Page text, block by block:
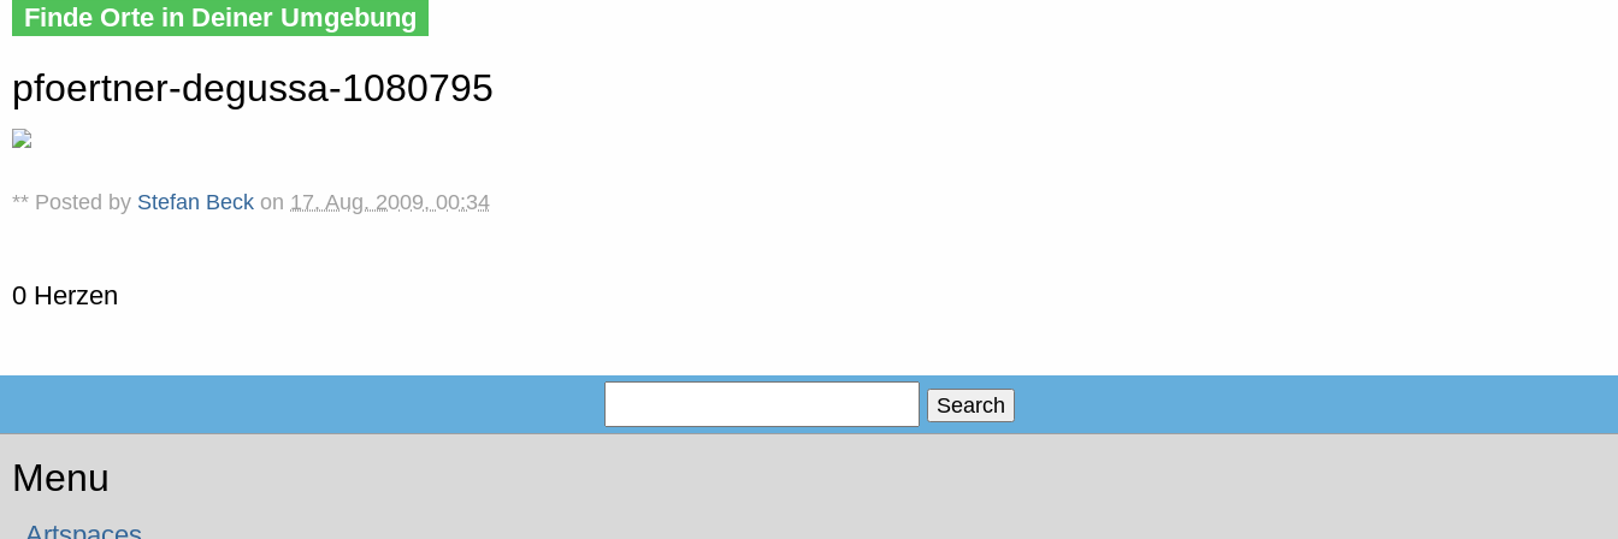
Finde Orte in Deiner Umgebung
pfoertner-degussa-1080795
** Posted by Stefan Beck on 17. Aug. 2009, 00:34
0 Herzen
Menu